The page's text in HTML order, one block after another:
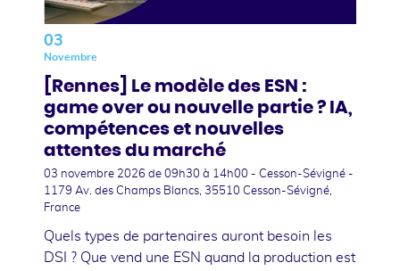
03
Novembre
[Rennes] Le modèle des ESN :
game over ou nouvelle partie ? IA,
compétences et nouvelles
attentes du marché
03 novembre 2026 de 09h30 à 14h00 - Cesson-Sévigné -
1179 Av. des Champs Blancs, 35510 Cesson-Sévigné,
France
Quels types de partenaires auront besoin les
DSI ? Que vend une ESN quand la production est